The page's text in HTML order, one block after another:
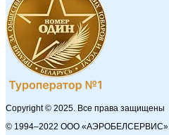
Copyright © 2025. Все права защищены
© 1994–2022 ООО «АЭРОБЕЛСЕРВИС»